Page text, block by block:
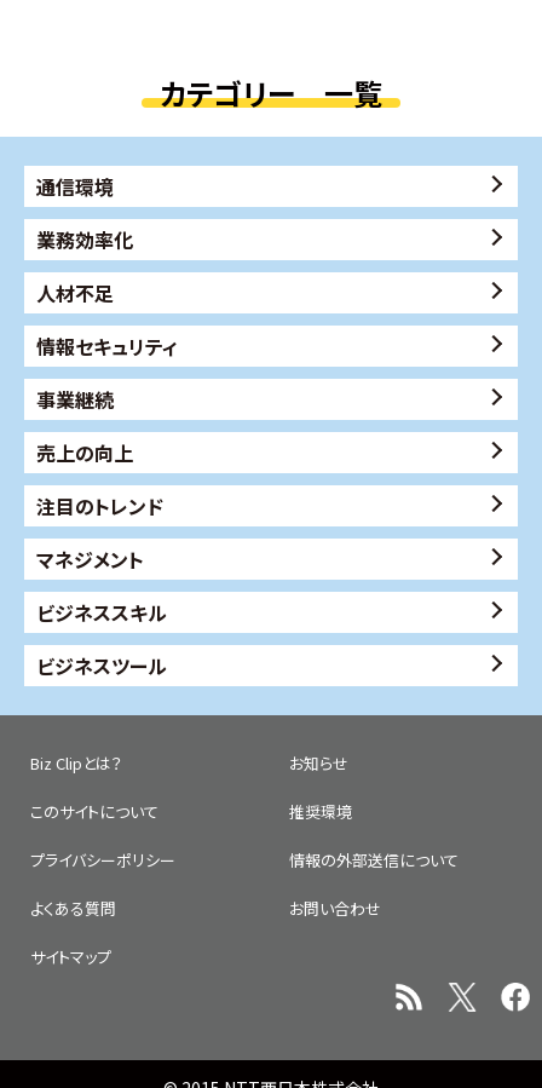
カテゴリー 一覧
通信環境
業務効率化
人材不足
情報セキュリティ
事業継続
売上の向上
注目のトレンド
マネジメント
ビジネススキル
ビジネスツール
Biz Clipとは？ お知らせ
このサイトについて 推奨環境
プライバシーポリシー 情報の外部送信について
よくある質問 お問い合わせ
サイトマップ